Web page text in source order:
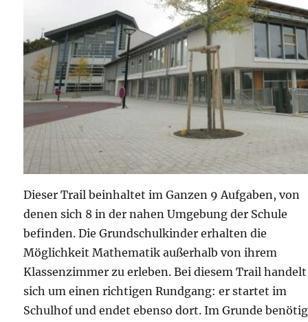
Dieser Trail beinhaltet im Ganzen 9 Aufgaben, von
denen sich 8 in der nahen Umgebung der Schule
befinden. Die Grundschulkinder erhalten die
Möglichkeit Mathematik außerhalb von ihrem
Klassenzimmer zu erleben. Bei diesem Trail handelt
sich um einen richtigen Rundgang: er startet im
Schulhof und endet ebenso dort. Im Grunde